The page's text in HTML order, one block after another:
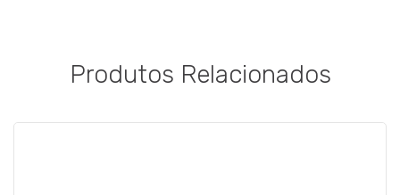
Produtos Relacionados